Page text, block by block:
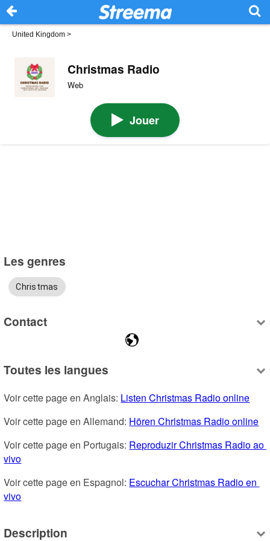
United Kingdom >
Christmas Radio
Web
Jouer
Les genres
Christmas
Contact
Toutes les langues
Voir cette page en Anglais: Listen Christmas Radio online
Voir cette page en Allemand: Hören Christmas Radio online
Voir cette page en Portugais: Reproduzir Christmas Radio ao
vivo
Voir cette page en Espagnol: Escuchar Christmas Radio en
vivo
Description